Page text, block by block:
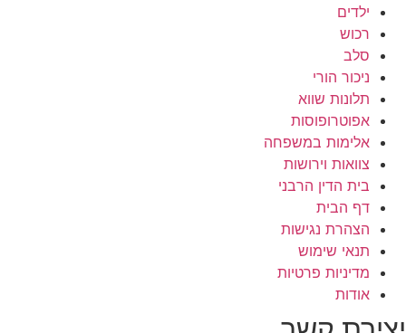
ילדים
רכוש
סלב
ניכור הורי
תלונות שווא
אפוטרופוסות
אלימות במשפחה
צוואות וירושות
בית הדין הרבני
דף הבית
הצהרת נגישות
תנאי שימוש
מדיניות פרטיות
אודות